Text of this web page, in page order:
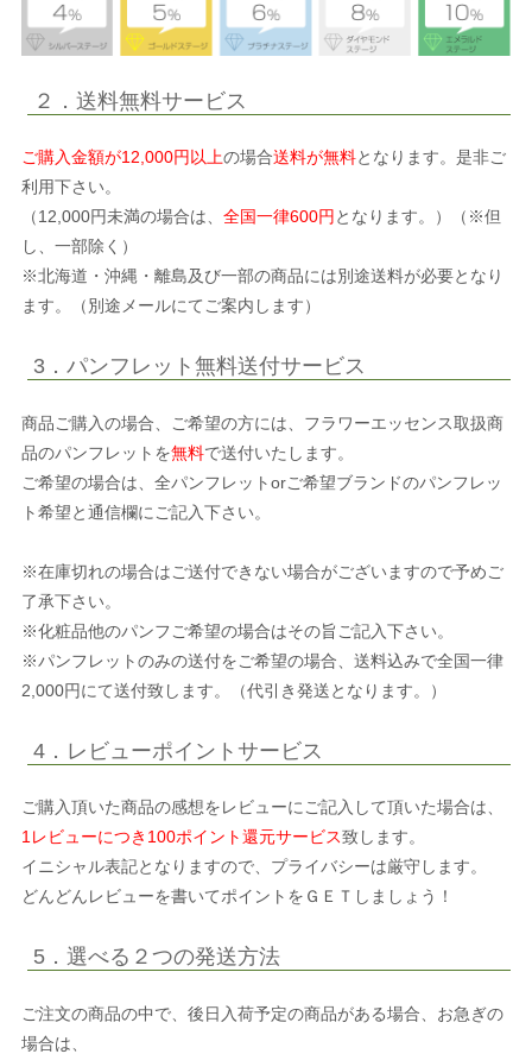
２．送料無料サービス
ご購入金額が12,000円以上の場合送料が無料となります。是非ご
利用下さい。
（12,000円未満の場合は、 全国一律600円 となります。）（※但
し、一部除く）
※北海道・沖縄・離島及び一部の商品には別途送料が必要となり
ます。（別途メールにてご案内します）
3．パンフレット無料送付サービス
商品ご購入の場合、ご希望の方には、フラワーエッセンス取扱商
品のパンフレットを無料で送付いたします。
ご希望の場合は、全パンフレットorご希望ブランドのパンフレッ
ト希望と通信欄にご記入下さい。
※在庫切れの場合はご送付できない場合がございますので予めご
了承下さい。
※化粧品他のパンフご希望の場合はその旨ご記入下さい。
※パンフレットのみの送付をご希望の場合、送料込みで全国一律
2,000円にて送付致します。（代引き発送となります。）
4．レビューポイントサービス
ご購入頂いた商品の感想をレビューにご記入して頂いた場合は、
1レビューにつき100ポイント還元サービス致します。
イニシャル表記となりますので、プライバシーは厳守します。
どんどんレビューを書いてポイントをＧＥＴしましょう！
5．選べる２つの発送方法
ご注文の商品の中で、後日入荷予定の商品がある場合、お急ぎの
場合は、